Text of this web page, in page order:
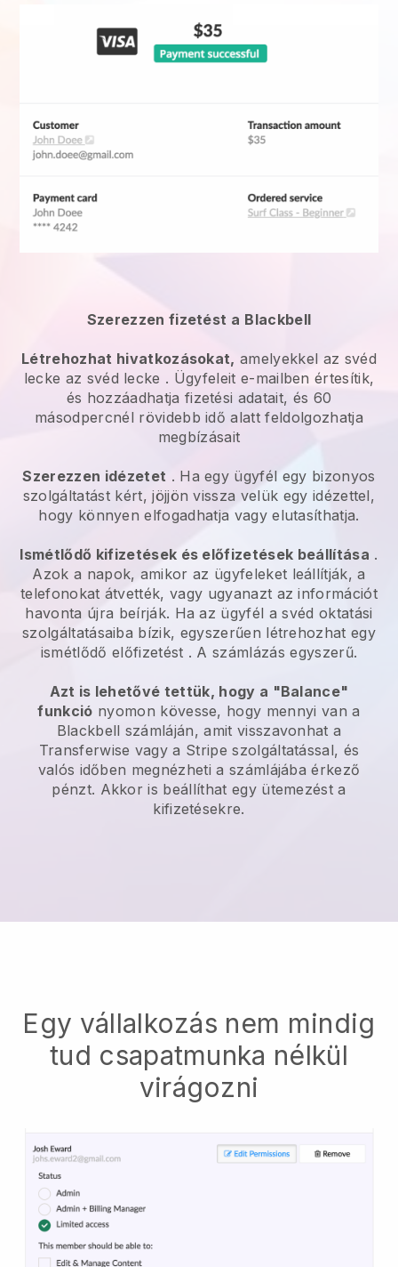
Szerezzen fizetést a Blackbell
Létrehozhat hivatkozásokat, amelyekkel az svéd
lecke az svéd lecke . Ügyfeleit e-mailben értesítik,
és hozzáadhatja fizetési adatait, és 60
másodpercnél rövidebb idő alatt feldolgozhatja
megbízásait
Szerezzen idézetet . Ha egy ügyfél egy bizonyos
szolgáltatást kért, jöjjön vissza velük egy idézettel,
hogy könnyen elfogadhatja vagy elutasíthatja.
Ismétlődő kifizetések és előfizetések beállítása .
Azok a napok, amikor az ügyfeleket leállítják, a
telefonokat átvették, vagy ugyanazt az információt
havonta újra beírják. Ha az ügyfél a svéd oktatási
szolgáltatásaiba bízik, egyszerűen létrehozhat egy
ismétlődő előfizetést . A számlázás egyszerű.
Azt is lehetővé tettük, hogy a "Balance"
funkció nyomon kövesse, hogy mennyi van a
Blackbell számláján, amit visszavonhat a
Transferwise vagy a Stripe szolgáltatással, és
valós időben megnézheti a számlájába érkező
pénzt. Akkor is beállíthat egy ütemezést a
kifizetésekre.
Egy vállalkozás nem mindig
tud csapatmunka nélkül
virágozni